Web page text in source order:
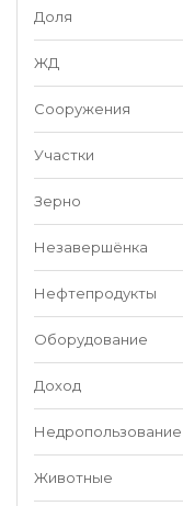
Доля
ЖД
Сооружения
Участки
Зерно
Незавершёнка
Нефтепродукты
Оборудование
Доход
Недропользование
Животные